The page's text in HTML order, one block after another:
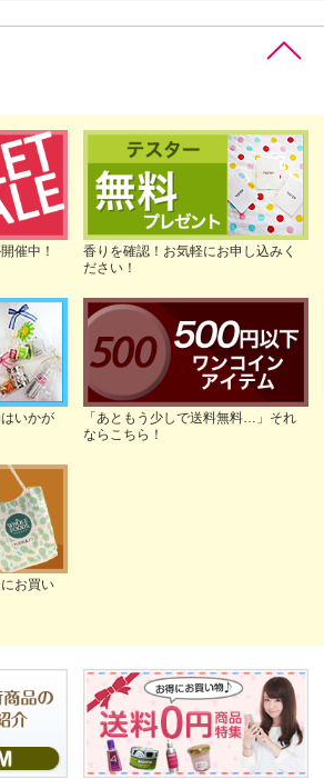
催中！
香りを確認！お気軽にお申し込みく
ださい！
いかが
「あともう少しで送料無料…」それ
ならこちら！
お買い